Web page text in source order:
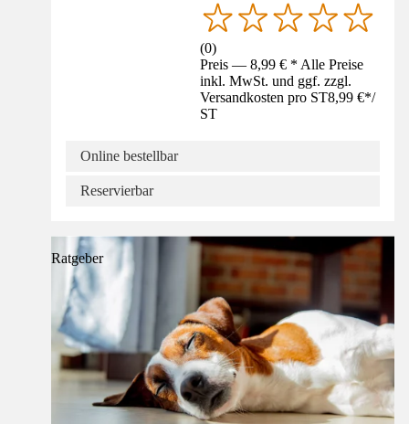
(0)
Preis — 8,99 € * Alle Preise
inkl. MwSt. und ggf. zzgl.
Versandkosten pro ST8,99 €*/
ST
Online bestellbar
Reservierbar
Ratgeber